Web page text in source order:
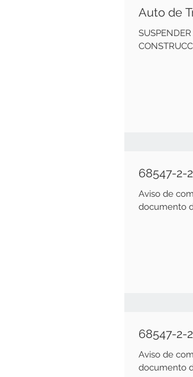
Auto de
68547-2-
Aviso de comunicación
documento
68547-2-
Aviso de comunicación
documento